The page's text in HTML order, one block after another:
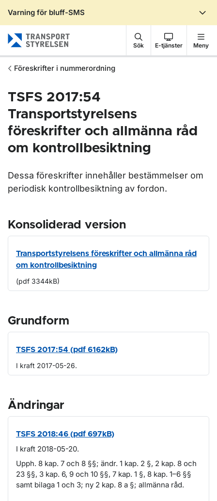
Varning för bluff-SMS
Sök E-tjänster Meny
Föreskrifter i nummerordning
TSFS 2017:54
Transportstyrelsens
föreskrifter och allmänna råd
om kontrollbesiktning
Dessa föreskrifter innehåller bestämmelser om
periodisk kontrollbesiktning av fordon.
Konsoliderad version
Transportstyrelsens föreskrifter och allmänna råd
om kontrollbesiktning
(pdf 3344kB)
Grundform
TSFS 2017:54 (pdf 6162kB)
I kraft 2017-05-26.
Ändringar
TSFS 2018:46 (pdf 697kB)
I kraft 2018-05-20.
Upph. 8 kap. 7 och 8 §§; ändr. 1 kap. 2 §, 2 kap. 8 och
23 §§, 3 kap. 6, 9 och 10 §§, 7 kap. 1 §, 8 kap. 1–6 §§
samt bilaga 1 och 3; ny 2 kap. 8 a §; allmänna råd.